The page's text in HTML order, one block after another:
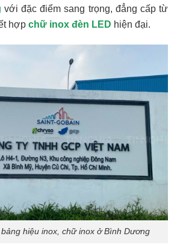
với đặc điểm sang trọng, đẳng cấp từ
hợp chữ inox đèn LED hiện đại.
hiệu inox, chữ inox ở Bình Dương